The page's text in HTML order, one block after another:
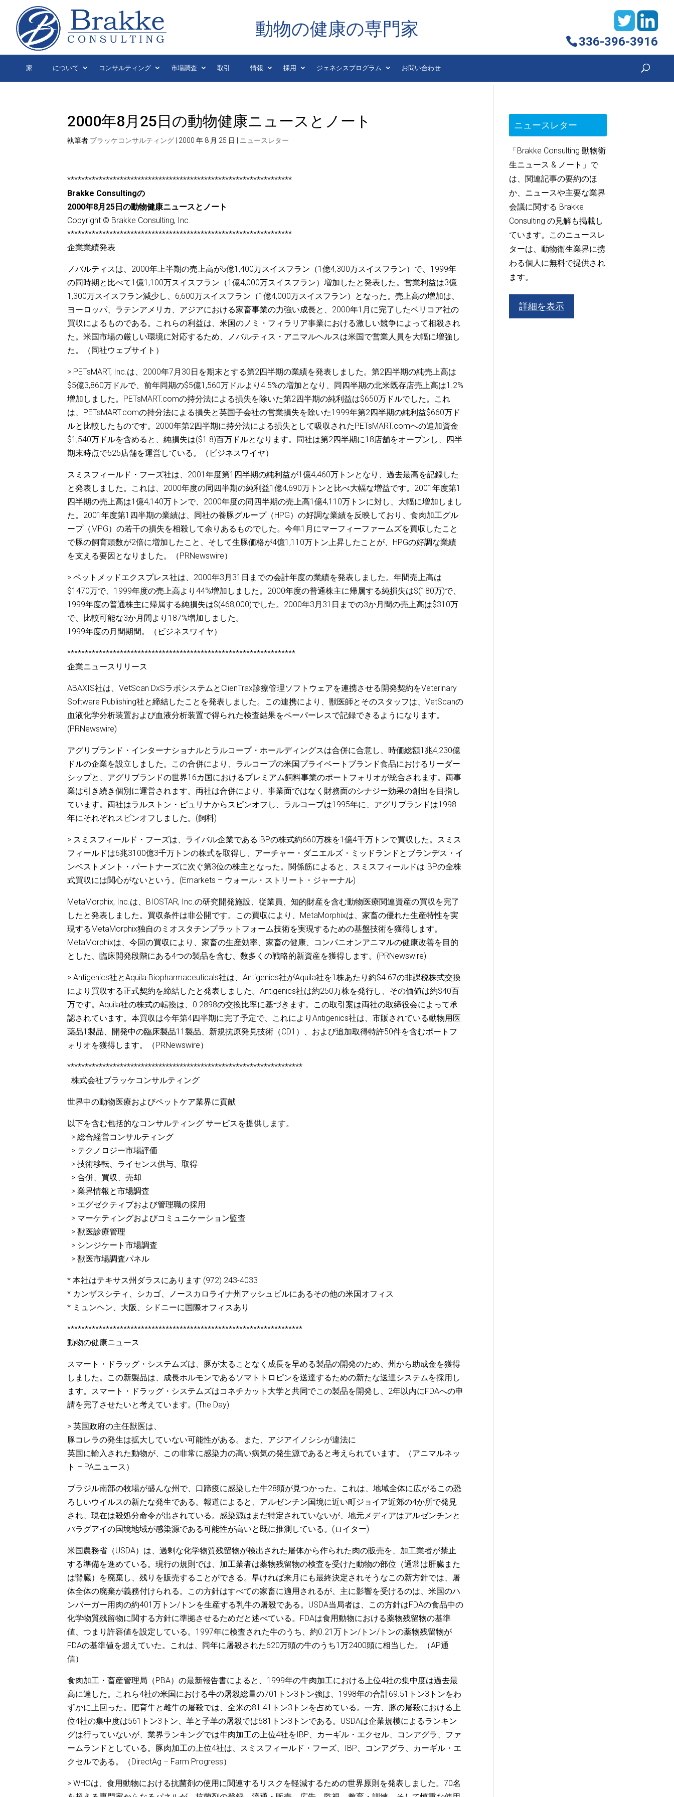
動物の健康の専門家
336-396-3916
家 について コンサルティング 市場調査 取引 情報 採用 ジェネシスプログラム お問い合わせ
2000年8月25日の動物健康ニュースとノート
執筆者 ブラッケコンサルティング 2000 年 8 月 25 日 ニュースレター
****************************************************************
Brakke Consultingの
2000年8月25日の動物健康ニュースとノート
Copyright © Brakke Consulting, Inc.
****************************************************************
企業業績発表
ノバルティスは、2000年上半期の売上高が5億1,400万スイスフラン（1億4,300万スイスフラン）で、1999年
の同時期と比べて1億1,100万スイスフラン（1億4,000万スイスフラン）増加したと発表した。営業利益は3億
1,300万スイスフラン減少し、6,600万スイスフラン（1億4,000万スイスフラン）となった。売上高の増加は、
ヨーロッパ、ラテンアメリカ、アジアにおける家畜事業の力強い成長と、2000年1月に完了したベリコア社の
買収によるものである。これらの利益は、米国のノミ・フィラリア事業における激しい競争によって相殺され
た。米国市場の厳しい環境に対応するため、ノバルティス・アニマルヘルスは米国で営業人員を大幅に増強し
た。（同社ウェブサイト）
> PETsMART, Inc.は、2000年7月30日を期末とする第2四半期の業績を発表しました。第2四半期の純売上高は
$5億3,860万ドルで、前年同期の$5億1,560万ドルより4.5%の増加となり、同四半期の北米既存店売上高は1.2%
増加しました。PETsMART.comの持分法による損失を除いた第2四半期の純利益は$650万ドルでした。これ
は、PETsMART.comの持分法による損失と英国子会社の営業損失を除いた1999年第2四半期の純利益$660万ド
ルと比較したものです。2000年第2四半期に持分法による損失として吸収されたPETsMART.comへの追加資金
$1,540万ドルを含めると、純損失は($1.8)百万ドルとなります。同社は第2四半期に18店舗をオープンし、四半
期末時点で525店舗を運営している。（ビジネスワイヤ）
スミスフィールド・フーズ社は、2001年度第1四半期の純利益が1億4,460万トンとなり、過去最高を記録した
と発表しました。これは、2000年度の同四半期の純利益1億4,690万トンと比べ大幅な増益です。2001年度第1
四半期の売上高は1億4,140万トンで、2000年度の同四半期の売上高1億4,110万トンに対し、大幅に増加しまし
た。2001年度第1四半期の業績は、同社の養豚グループ（HPG）の好調な業績を反映しており、食肉加工グル
ープ（MPG）の若干の損失を相殺して余りあるものでした。今年1月にマーフィーファームズを買収したこと
で豚の飼育頭数が2倍に増加したこと、そして生豚価格が4億1,110万トン上昇したことが、HPGの好調な業績
を支える要因となりました。（PRNewswire）
> ペットメッドエクスプレス社は、2000年3月31日までの会計年度の業績を発表しました。年間売上高は
$1470万で、1999年度の売上高より44%増加しました。2000年度の普通株主に帰属する純損失は$(180万)で、
1999年度の普通株主に帰属する純損失は$(468,000)でした。2000年3月31日までの3か月間の売上高は$310万
で、比較可能な3か月間より187%増加しました。
1999年度の月間期間。（ビジネスワイヤ）
*****************************************************************
企業ニュースリリース
ABAXIS社は、VetScan DxSラボシステムとClienTrax診療管理ソフトウェアを連携させる開発契約をVeterinary
Software Publishing社と締結したことを発表しました。この連携により、獣医師とそのスタッフは、VetScanの
血液化学分析装置および血液分析装置で得られた検査結果をペーパーレスで記録できるようになります。
(PRNewswire)
アグリブランド・インターナショナルとラルコープ・ホールディングスは合併に合意し、時価総額1兆4,230億
ドルの企業を設立しました。この合併により、ラルコープの米国プライベートブランド食品におけるリーダー
シップと、アグリブランドの世界16カ国におけるプレミアム飼料事業のポートフォリオが統合されます。両事
業は引き続き個別に運営されます。両社は合併により、事業面ではなく財務面のシナジー効果の創出を目指し
ています。両社はラルストン・ピュリナからスピンオフし、ラルコープは1995年に、アグリブランドは1998
年にそれぞれスピンオフしました。(飼料)
> スミスフィールド・フーズは、ライバル企業であるIBPの株式約660万株を1億4千万トンで買収した。スミス
フィールドは6兆3100億3千万トンの株式を取得し、アーチャー・ダニエルズ・ミッドランドとブランデス・イ
ンベストメント・パートナーズに次ぐ第3位の株主となった。関係筋によると、スミスフィールドはIBPの全株
式買収には関心がないという。(Emarkets – ウォール・ストリート・ジャーナル)
MetaMorphix, Inc.は、BIOSTAR, Inc.の研究開発施設、従業員、知的財産を含む動物医療関連資産の買収を完了
したと発表しました。買収条件は非公開です。この買収により、MetaMorphixは、家畜の優れた生産特性を実
現するMetaMorphix独自のミオスタチンプラットフォーム技術を実現するための基盤技術を獲得します。
MetaMorphixは、今回の買収により、家畜の生産効率、家畜の健康、コンパニオンアニマルの健康改善を目的
とした、臨床開発段階にある4つの製品を含む、数多くの戦略的新資産を獲得します。(PRNewswire)
> Antigenics社とAquila Biopharmaceuticals社は、Antigenics社がAquila社を1株あたり約$4.67の非課税株式交換
により買収する正式契約を締結したと発表しました。Antigenics社は約250万株を発行し、その価値は約$40百
万です。Aquila社の株式の転換は、0.2898の交換比率に基づきます。この取引案は両社の取締役会によって承
認されています。本買収は今年第4四半期に完了予定で、これによりAntigenics社は、市販されている動物用医
薬品1製品、開発中の臨床製品11製品、新規抗原発見技術（CD1）、および追加取得特許50件を含むポートフ
ォリオを獲得します。（PRNewswire）
*******************************************************************
株式会社ブラッケコンサルティング
世界中の動物医療およびペットケア業界に貢献
以下を含む包括的なコンサルティング サービスを提供します。
> 総合経営コンサルティング
> テクノロジー市場評価
> 技術移転、ライセンス供与、取得
> 合併、買収、売却
> 業界情報と市場調査
> エグゼクティブおよび管理職の採用
> マーケティングおよびコミュニケーション監査
> 獣医診療管理
> シンジケート市場調査
> 獣医市場調査パネル
* 本社はテキサス州ダラスにあります (972) 243-4033
* カンザスシティ、シカゴ、ノースカロライナ州アッシュビルにあるその他の米国オフィス
* ミュンヘン、大阪、シドニーに国際オフィスあり
*******************************************************************
動物の健康ニュース
スマート・ドラッグ・システムズは、豚が太ることなく成長を早める製品の開発のため、州から助成金を獲得
しました。この新製品は、成長ホルモンであるソマトトロピンを送達するための新たな送達システムを採用し
ます。スマート・ドラッグ・システムズはコネチカット大学と共同でこの製品を開発し、2年以内にFDAへの申
請を完了させたいと考えています。(The Day)
> 英国政府の主任獣医は、
豚コレラの発生は拡大していない可能性がある。また、アジアイノシシが違法に
英国に輸入された動物が、この非常に感染力の高い病気の発生源であると考えられています。（アニマルネッ
ト – PAニュース）
ブラジル南部の牧場が盛んな州で、口蹄疫に感染した牛28頭が見つかった。これは、地域全体に広がるこの恐
ろしいウイルスの新たな発生である。報道によると、アルゼンチン国境に近い町ジョイア近郊の4か所で発見
され、現在は殺処分命令が出されている。感染源はまだ特定されていないが、地元メディアはアルゼンチンと
パラグアイの国境地域が感染源である可能性が高いと既に推測している。(ロイター)
米国農務省（USDA）は、過剰な化学物質残留物が検出された屠体から作られた肉の販売を、加工業者が禁止
する準備を進めている。現行の規則では、加工業者は薬物残留物の検査を受けた動物の部位（通常は肝臓また
は腎臓）を廃棄し、残りを販売することができる。早ければ来月にも最終決定されそうなこの新方針では、屠
体全体の廃棄が義務付けられる。この方針はすべての家畜に適用されるが、主に影響を受けるのは、米国のハ
ンバーガー用肉の約401万トン/トンを生産する乳牛の屠殺である。USDA当局者は、この方針はFDAの食品中の
化学物質残留物に関する方針に準拠させるためだと述べている。FDAは食用動物における薬物残留物の基準
値、つまり許容値を設定している。1997年に検査された牛のうち、約0.21万トン/トン/トンの薬物残留物が
FDAの基準値を超えていた。これは、同年に屠殺された620万頭の牛のうち1万2400頭に相当した。（AP通
信）
食肉加工・畜産管理局（PBA）の最新報告書によると、1999年の牛肉加工における上位4社の集中度は過去最
高に達した。これら4社の米国における牛の屠殺総量の701トン3トン強は、1998年の合計69.51トン3トンをわ
ずかに上回った。肥育牛と雌牛の屠殺では、全米の81.41トン3トンを占めている。一方、豚の屠殺における上
位4社の集中度は561トン3トン、羊と子羊の屠殺では681トン3トンである。USDAは企業規模によるランキン
グは行っていないが、業界ランキングでは牛肉加工の上位4社をIBP、カーギル・エクセル、コンアグラ、ファ
ームランドとしている。豚肉加工の上位4社は、スミスフィールド・フーズ、IBP、コンアグラ、カーギル・エ
クセルである。（DirectAg – Farm Progress）
> WHOは、食用動物における抗菌剤の使用に関連するリスクを軽減するための世界原則を発表しました。70名
ニュースレター
「Brakke Consulting 動物衛
生ニュース & ノート」で
は、関連記事の要約のほ
か、ニュースや主要な業界
会議に関する Brakke
Consulting の見解も掲載し
ています。このニュースレ
ターは、動物衛生業界に携
わる個人に無料で提供され
ます。
詳細を表示